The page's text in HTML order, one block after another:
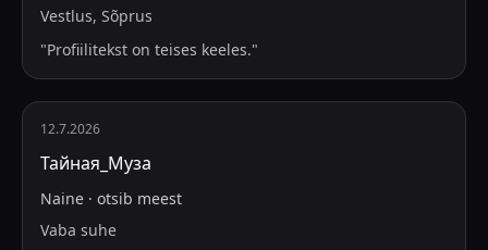
Vestlus, Sõprus
"Profiilitekst on teises keeles."
12.7.2026
Тайная_Муза
Naine · otsib meest
Vaba suhe